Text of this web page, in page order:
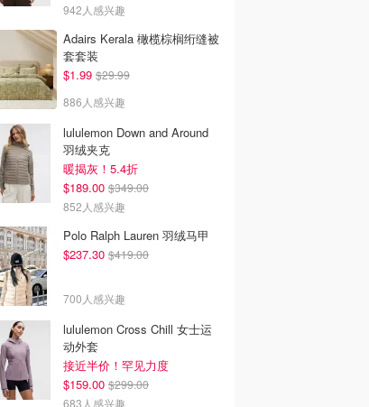
942人感兴趣
Adairs Kerala 橄榄棕榈绗缝被
套套装
$1.99 $29.99
886人感兴趣
lululemon Down and Around
羽绒夹克
暖揭灰！5.4折
$189.00 $349.00
852人感兴趣
Polo Ralph Lauren 羽绒马甲
$237.30 $419.00
700人感兴趣
lululemon Cross Chill 女士运
动外套
接近半价！罕见力度
$159.00 $299.00
683人感兴趣